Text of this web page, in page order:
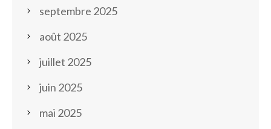
septembre 2025
août 2025
juillet 2025
juin 2025
mai 2025